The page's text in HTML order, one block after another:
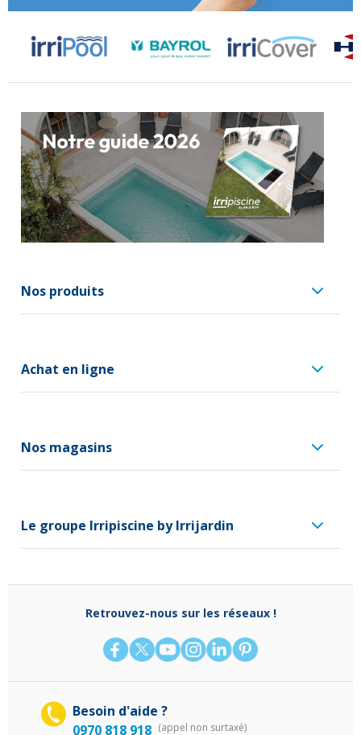
Nos produits
Achat en ligne
Nos magasins
Le groupe Irripiscine by Irrijardin
Retrouvez-nous sur les réseaux !
Besoin d'aide ?
0970 818 918 (appel non surtaxé)